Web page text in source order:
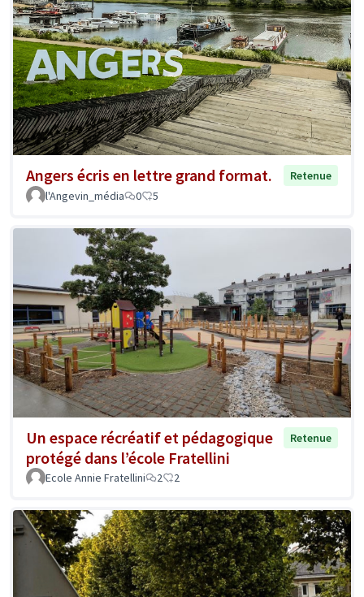
Angers écris en lettre grand format.
Retenue
l'Angevin_média
0 5
Un espace récréatif et pédagogique
protégé dans l’école Fratellini
Retenue
Ecole Annie Fratellini 2 2